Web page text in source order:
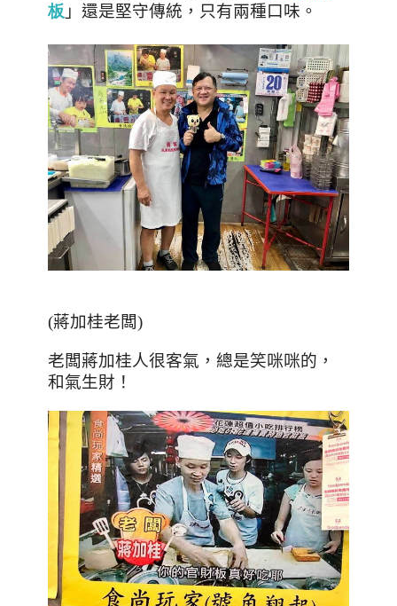
板 」還是堅守傳統，只有兩種口味。
(蔣加桂老闆)
老闆蔣加桂人很客氣，總是笑咪咪的，
和氣生財！